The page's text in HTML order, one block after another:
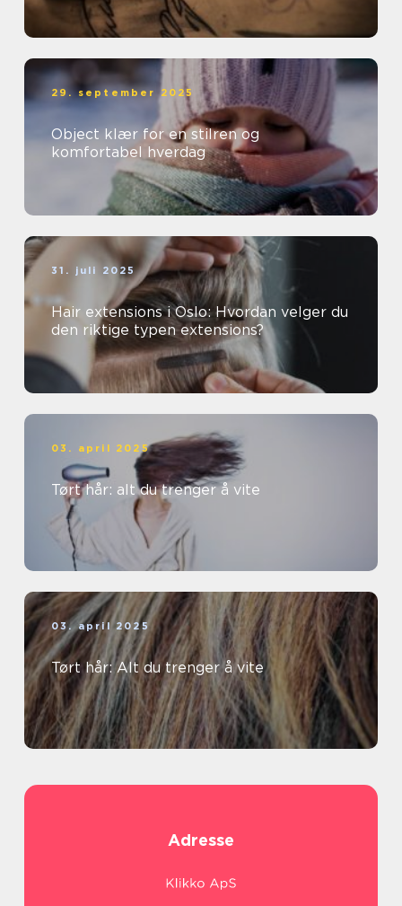
29. september 2025
Object klær for en stilren og
komfortabel hverdag
31. juli 2025
Hair extensions i Oslo: Hvordan velger du
den riktige typen extensions?
03. april 2025
Tørt hår: alt du trenger å vite
03. april 2025
Tørt hår: Alt du trenger å vite
Adresse